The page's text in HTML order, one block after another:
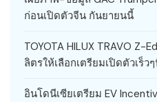
ก่อนเปิดตัวจีน กันยายนนี้
TOYOTA HILUX TRAVO Z-
ลิตรให้เลือกเตรียมเปิดตัวเร็ว
อินโดนีเซียเตรียม EV